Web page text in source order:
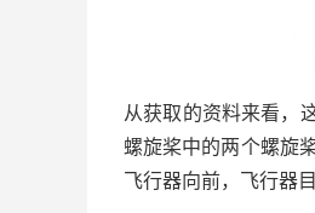
从获取的资料来看，
螺旋桨中的两个螺旋
飞行器向前，飞行器